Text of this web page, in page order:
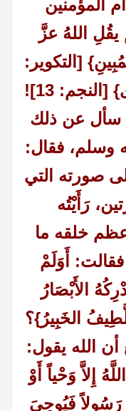
المؤمنين
يقُلِ اللهُ عزَّ
[التكوير:
23]، {وَلَقَدْ رَآهُ نَزْلَةً أُخْرَى} [النجم: 13]!
سأل عن ذلك
وسلم، فقال:
صورته التي
رَأَيْتُه
خلقه ما
أَوَلَمْ
الأَبْصَارُ
الخَبِيرُ}؟
تسمع أن الله يقول:
إِلاَّ وَحْياً أَوْ
فَيُوحِيَ